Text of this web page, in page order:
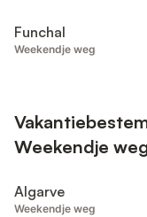
Funchal
Weekendje weg
Weekendje
Algarve
Weekendje weg